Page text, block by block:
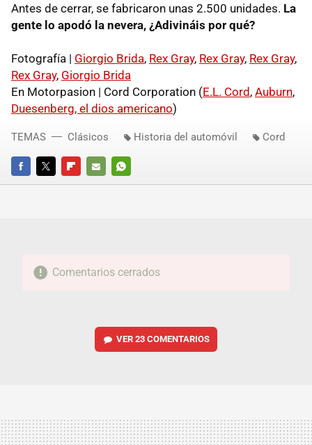
Antes de cerrar, se fabricaron unas 2.500 unidades. La
gente lo apodó la nevera, ¿Adivináis por qué?
Fotografía | Giorgio Brida, Rex Gray, Rex Gray, Rex Gray,
Rex Gray, Giorgio Brida
En Motorpasion | Cord Corporation (E.L. Cord, Auburn,
Duesenberg, el dios americano)
FACEBOOKTWITTERFLIPBOARD
E-
WHATSAPP
TEMAS Clásicos Historia del automóvil Cord
Comentarios cerrados
VER 23 COMENTARIOS